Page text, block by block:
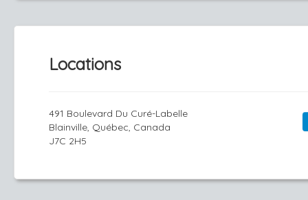
Locations
491 Boulevard Du Curé-Labelle
Blainville, Québec, Canada
J7C 2H5